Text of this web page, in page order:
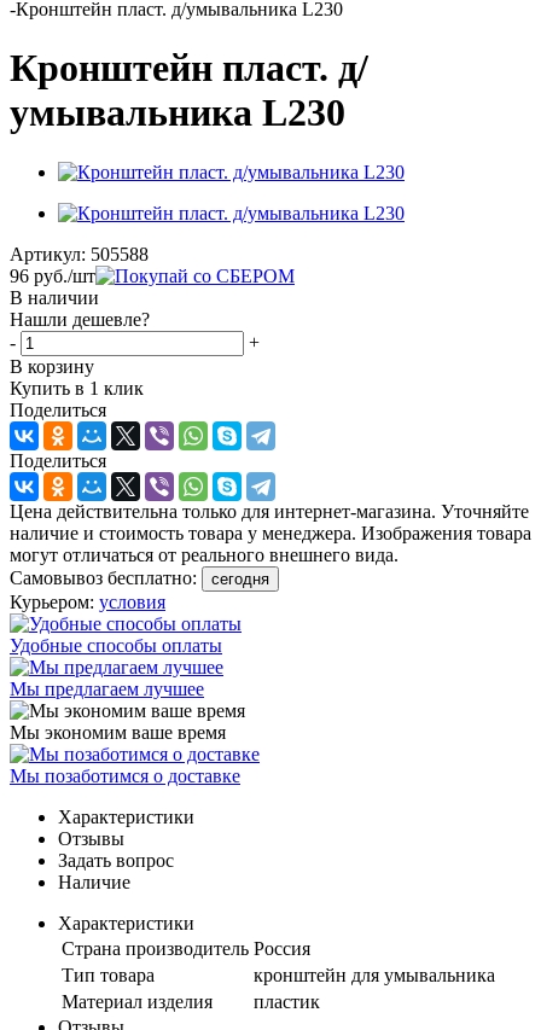
-Кронштейн пласт. д/умывальника L230
Кронштейн пласт. д/
умывальника L230
Артикул: 505588
96 руб./шт
В наличии
Нашли дешевле?
-
+
В корзину
Купить в 1 клик
Поделиться
Поделиться
Цена действительна только для интернет-магазина. Уточняйте
наличие и стоимость товара у менеджера. Изображения товара
могут отличаться от реального внешнего вида.
Самовывоз бесплатно:
сегодня
Курьером: условия
Удобные способы оплаты
Мы предлагаем лучшее
Мы экономим ваше время
Мы позаботимся о доставке
Характеристики
Отзывы
Задать вопрос
Наличие
Характеристики
Страна производитель Россия
Тип товара
кронштейн для умывальника
Материал изделия
пластик